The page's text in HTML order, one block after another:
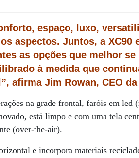
espaço, luxo,
aspectos. Juntos, a
as opções que melhor
à medida que
afirma Jim Rowan, CEO
na grade frontal, faróis em led
está limpo e com uma tela
(over-the-air).
e incorpora materiais